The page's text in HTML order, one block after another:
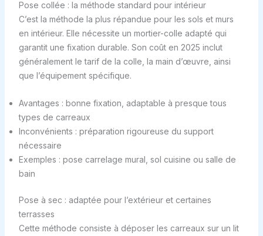
Pose collée : la méthode standard pour intérieur
C’est la méthode la plus répandue pour les sols et murs
en intérieur. Elle nécessite un mortier-colle adapté qui
garantit une fixation durable. Son coût en 2025 inclut
généralement le tarif de la colle, la main d’œuvre, ainsi
que l’équipement spécifique.
Avantages : bonne fixation, adaptable à presque tous
types de carreaux
Inconvénients : préparation rigoureuse du support
nécessaire
Exemples : pose carrelage mural, sol cuisine ou salle de
bain
Pose à sec : adaptée pour l’extérieur et certaines
terrasses
Cette méthode consiste à déposer les carreaux sur un lit